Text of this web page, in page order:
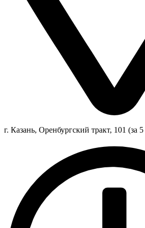
г. Казань, Оренбургский тракт, 101 (за